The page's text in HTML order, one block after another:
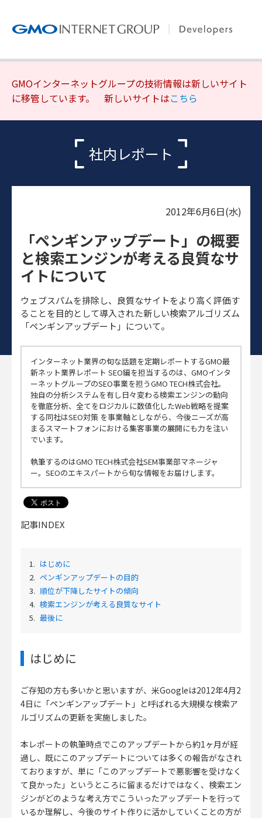
GMOインターネットグループの技術情報は新しいサイト
に移管しています。 新しいサイトはこちら
社内レポート
2012年6月6日(水)
「ペンギンアップデート」の概要
と検索エンジンが考える良質なサ
イトについて
ウェブスパムを排除し、良質なサイトをより高く評価す
ることを目的として導入された新しい検索アルゴリズム
「ペンギンアップデート」について。
インターネット業界の旬な話題を定期レポートするGMO最
新ネット業界レポート SEO編を担当するのは、GMOインタ
ーネットグループのSEO事業を担うGMO TECH株式会社。
独自の分析システムを有し日々変わる検索エンジンの動向
を徹底分析、全てをロジカルに数値化したWeb戦略を提案
する同社はSEO対策 を事業軸としながら、今後ニーズが高
まるスマートフォンにおける集客事業の展開にも力を注い
でいます。
執筆するのはGMO TECH株式会社SEM事業部マネージャ
ー。SEOのエキスパートから旬な情報をお届けします。
記事INDEX
1. はじめに
2. ペンギンアップデートの目的
3. 順位が下降したサイトの傾向
4. 検索エンジンが考える良質なサイト
5. 最後に
はじめに
ご存知の方も多いかと思いますが、米Googleは2012年4月2
4日に「ペンギンアップデート」と呼ばれる大規模な検索ア
ルゴリズムの更新を実施しました。
本レポートの執筆時点でこのアップデートから約1ヶ月が経
過し、既にこのアップデートについては多くの報告がなされ
ておりますが、単に「このアップデートで悪影響を受けなく
て良かった」というところに留まるだけではなく、検索エン
ジンがどのような考え方でこういったアップデートを行って
いるか理解し、今後のサイト作りに活かしていくことの方が